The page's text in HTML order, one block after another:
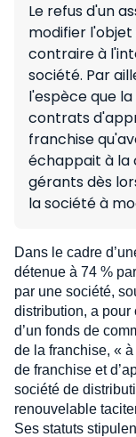
Le refus d'un
modifier
contraire à
société. Par
l'espèce que
contrats
franchise
échappait à la
gérants dès
la société à
Dans le cadre
détenue à 74 %
par une société,
distribution, a pour
d’un fonds de
de la franchise, «
de franchise et
société de
renouvelable
Ses statuts